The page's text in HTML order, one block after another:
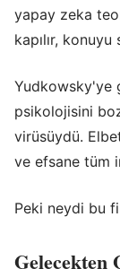
yapay zeka
kapılır,
Yudkowsky'ye
psikolojisini
virüsüydü.
ve efsane tüm
Peki neydi bu
Gelecekten